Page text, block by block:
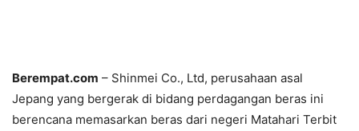
Berempat.com – Shinmei Co., Ltd, perusahaan asal
Jepang yang bergerak di bidang perdagangan beras ini
berencana memasarkan beras dari negeri Matahari Terbit